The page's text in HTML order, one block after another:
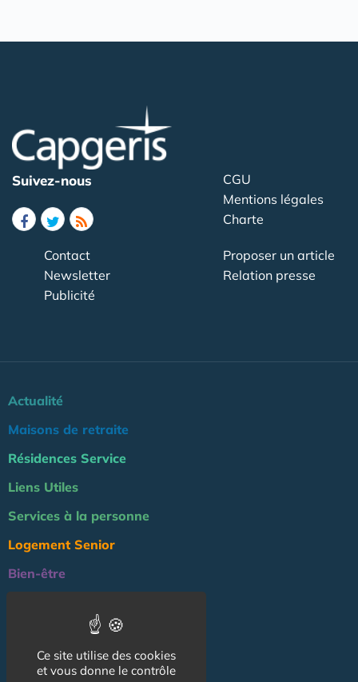
Suivez-nous
CGU
Mentions légales
Charte
Contact
Newsletter
Publicité
Proposer un article
Relation presse
Actualité
Maisons de retraite
Résidences Service
Liens Utiles
Services à la personne
Logement Senior
Bien-être
Professionnels
NOS AUTRES SITES :
Ce site utilise des cookies
et vous donne le contrôle